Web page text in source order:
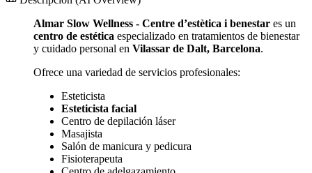
Almar Slow Wellness - Centre d’estètica i benestar es un
centro de estética especializado en tratamientos de bienestar
y cuidado personal en Vilassar de Dalt, Barcelona.
Ofrece una variedad de servicios profesionales:
Esteticista
Esteticista facial
Centro de depilación láser
Masajista
Salón de manicura y pedicura
Fisioterapeuta